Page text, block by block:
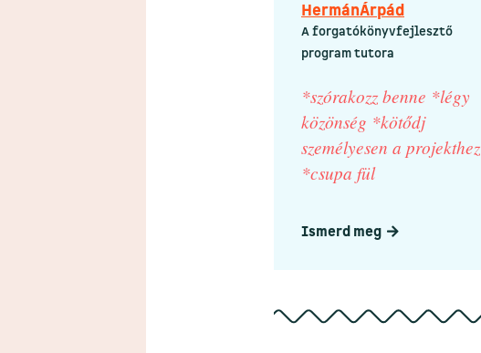
HermánÁrpád
A forgatókönyvfejlesztő
program tutora
*szórakozz benne *légy
közönség *kötődj
személyesen a projekthez
*csupa fül
Ismerd meg arrow-right